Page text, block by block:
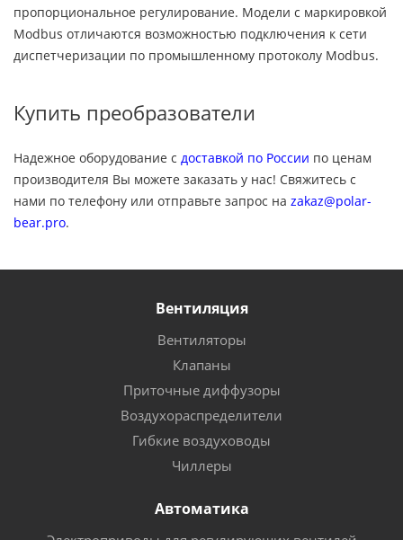
пропорциональное регулирование. Модели с маркировкой
Modbus отличаются возможностью подключения к сети
диспетчеризации по промышленному протоколу Modbus.
Купить преобразователи
Надежное оборудование с доставкой по России по ценам
производителя Вы можете заказать у нас! Свяжитесь с
нами по телефону или отправьте запрос на zakaz@polar-
bear.pro.
Вентиляция
Вентиляторы
Клапаны
Приточные диффузоры
Воздухораспределители
Гибкие воздуховоды
Чиллеры
Автоматика